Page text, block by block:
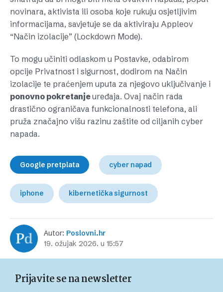
novinara, aktivista ili osoba koje rukuju osjetljivim
informacijama, savjetuje se da aktiviraju Appleov
“Način izolacije” (Lockdown Mode).
To mogu učiniti odlaskom u Postavke, odabirom
opcije Privatnost i sigurnost, dodirom na Način
izolacije te praćenjem uputa za njegovo uključivanje i
ponovno pokretanjeuređaja. Ovaj način rada
drastično ograničava funkcionalnosti telefona, ali
pruža značajno višu razinu zaštite od ciljanih cyber
napada.
Google pretplata cyber napad
iphone kibernetička sigurnost
Autor: Poslovni.hr
19. ožujak 2026. u 15:57
Prijavite se na newsletter